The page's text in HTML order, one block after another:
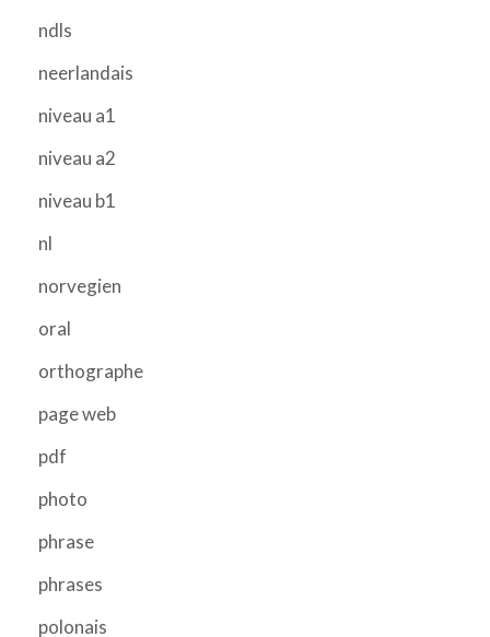
ndls
neerlandais
niveau a1
niveau a2
niveau b1
nl
norvegien
oral
orthographe
page web
pdf
photo
phrase
phrases
polonais